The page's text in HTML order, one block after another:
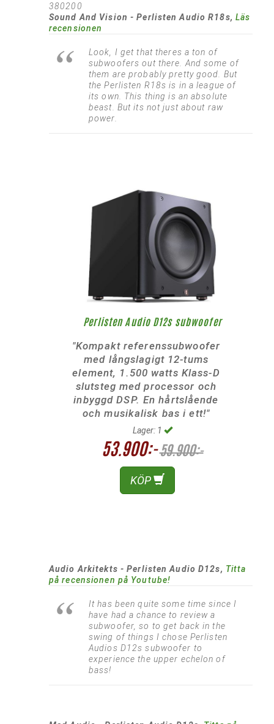
380200
Sound And Vision - Perlisten Audio R18s, Läs
recensionen
Look, I get that theres a ton of
subwoofers out there. And some of
them are probably pretty good. But
the Perlisten R18s is in a league of
its own. This thing is an absolute
beast. But its not just about raw
power.
Perlisten Audio D12s subwoofer
"Kompakt referenssubwoofer
med långslagigt 12-tums
element, 1.500 watts Klass-D
slutsteg med processor och
inbyggd DSP. En hårtslående
och musikalisk bas i ett!"
Lager: 1
53.900:-59.900:-
KÖP
Audio Arkitekts - Perlisten Audio D12s, Titta
på recensionen på Youtube!
It has been quite some time since I
have had a chance to review a
subwoofer, so to get back in the
swing of things I chose Perlisten
Audios D12s subwoofer to
experience the upper echelon of
bass!